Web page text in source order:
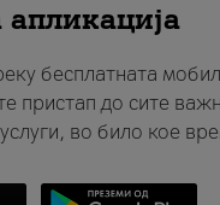
бесплатната
пристап до сите
во било кое